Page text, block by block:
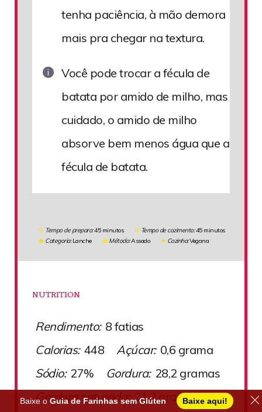
tenha paciência, à mão demora
mais pra chegar na textura.
Você pode trocar a fécula de
batata por amido de milho, mas
cuidado, o amido de milho
absorve bem menos água que a
fécula de batata.
Tempo de preparo:45 minutos Tempo de cozimento: 45 minutos
Categoria: Lanche Método:Assado Cozinha:Vegana
NUTRITION
Rendimento: 8 fatias
Calorias: 448 Açúcar: 0,6 grama
Sódio: 27% Gordura: 28,2 gramas
Gordura saturada: 21,2 gramas
Baixe o Guia de Farinhas sem Glúten Baixe aqui!